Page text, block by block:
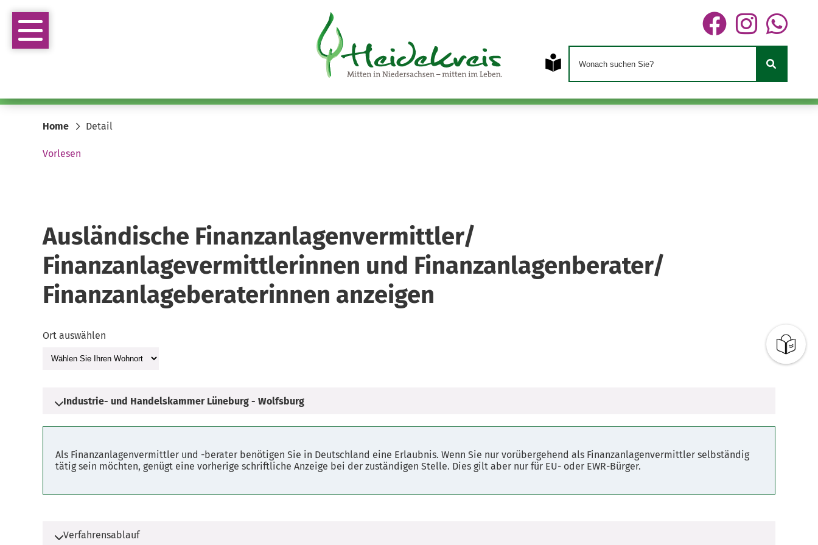
Home Detail
Vorlesen
Ausländische Finanzanlagenvermittler/
Finanzanlagevermittlerinnen und Finanzanlagenberater/
Finanzanlageberaterinnen anzeigen
Als Finanzanlagenvermittler und -berater benötigen Sie in Deutschland eine Erlaubnis. Wenn Sie nur vorübergehend als Finanzanlagenvermittler selbständig
tätig sein möchten, genügt eine vorherige schriftliche Anzeige bei der zuständigen Stelle. Dies gilt aber nur für EU- oder EWR-Bürger.
Verfahrensablauf
Ort auswählen
Industrie- und Handelskammer Lüneburg - Wolfsburg
Am Sande 1
Fahrplanauskunft